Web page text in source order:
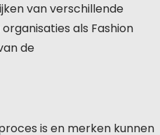
van verschillende
als Fashion
de
is en merken kunnen